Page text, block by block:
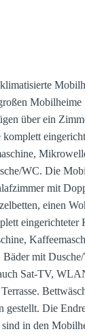
über ein
WC. Die
mit
einen
eingerichteter
mit
Sat-TV,
gestellt. Die
in den